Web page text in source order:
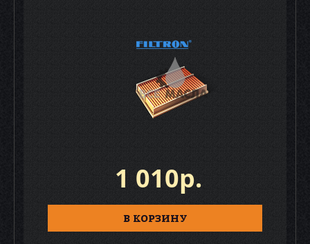
1 010р.
В КОРЗИНУ